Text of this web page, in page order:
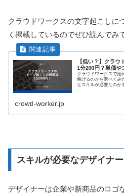
クラウドワークスの文字起こしに
く掲載しているのでぜひ読んでみ
【低い？】クラ
1分200円？単価や
クラウドワークスで始
稼げるのかを調べてみ
なスキルが必要なのか
crowd-worker.jp
スキルが必要なデザイナー
デザイナーは企業や新商品のロゴ